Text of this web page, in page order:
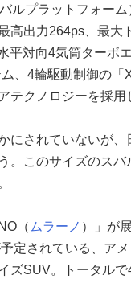
ルプラットフォーム
高出力264ps、最大
平対向4気筒ターボ
、4輪駆動制御の「
テクノロジーを採用
にされていないが、
。このサイズのスバ
（ ムラーノ ）」が
定されている、ア
ズSUV。トータルで